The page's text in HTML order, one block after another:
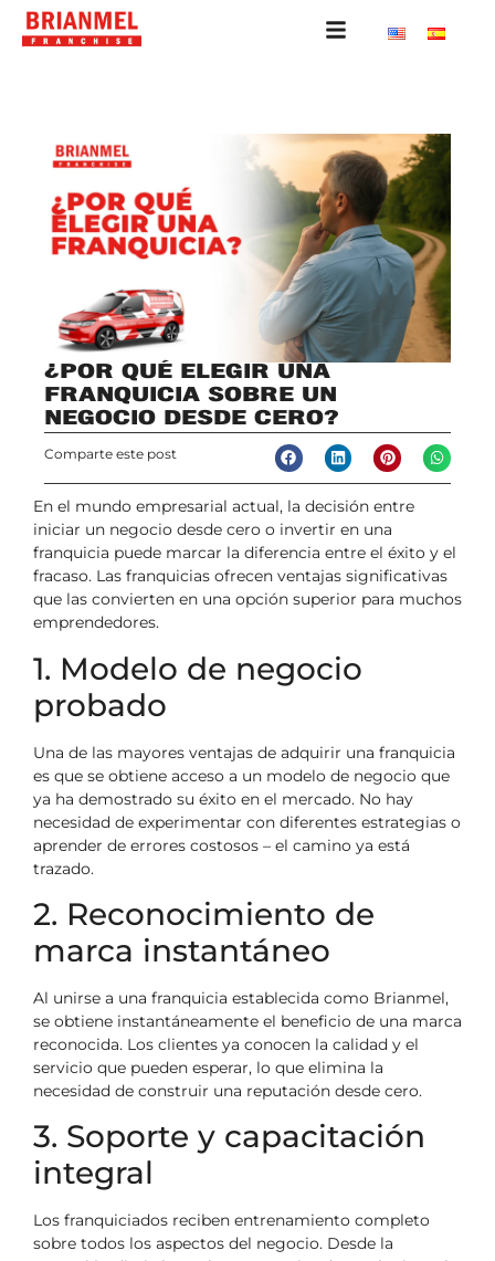
¿POR QUÉ ELEGIR UNA
FRANQUICIA SOBRE UN
NEGOCIO DESDE CERO?
Comparte este post
En el mundo empresarial actual, la decisión entre
iniciar un negocio desde cero o invertir en una
franquicia puede marcar la diferencia entre el éxito y el
fracaso. Las franquicias ofrecen ventajas significativas
que las convierten en una opción superior para muchos
emprendedores.
1. Modelo de negocio
probado
Una de las mayores ventajas de adquirir una franquicia
es que se obtiene acceso a un modelo de negocio que
ya ha demostrado su éxito en el mercado. No hay
necesidad de experimentar con diferentes estrategias o
aprender de errores costosos – el camino ya está
trazado.
2. Reconocimiento de
marca instantáneo
Al unirse a una franquicia establecida como Brianmel,
se obtiene instantáneamente el beneficio de una marca
reconocida. Los clientes ya conocen la calidad y el
servicio que pueden esperar, lo que elimina la
necesidad de construir una reputación desde cero.
3. Soporte y capacitación
integral
Los franquiciados reciben entrenamiento completo
sobre todos los aspectos del negocio. Desde la